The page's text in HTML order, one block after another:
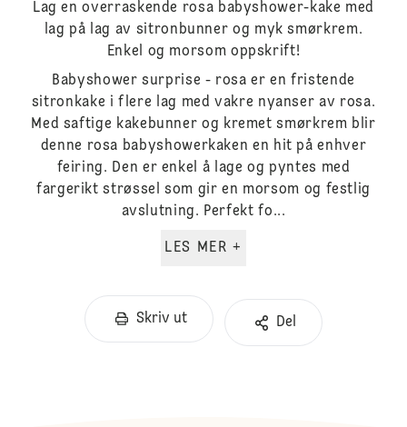
Lag en overraskende rosa babyshower-kake med
lag på lag av sitronbunner og myk smørkrem.
Enkel og morsom oppskrift!
Babyshower surprise - rosa er en fristende
sitronkake i flere lag med vakre nyanser av rosa.
Med saftige kakebunner og kremet smørkrem blir
denne rosa babyshowerkaken en hit på enhver
feiring. Den er enkel å lage og pyntes med
fargerikt strøssel som gir en morsom og festlig
avslutning. Perfekt fo...
LES MER +
Skriv ut Del